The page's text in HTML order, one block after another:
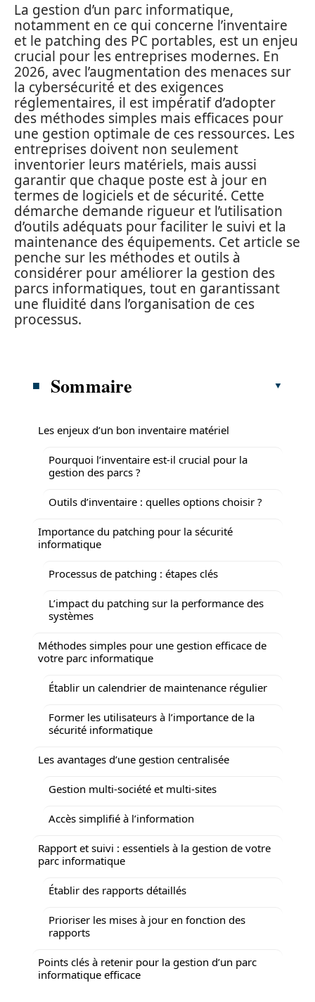
La gestion d’un parc informatique,
notamment en ce qui concerne l’inventaire
et le patching des PC portables, est un enjeu
crucial pour les entreprises modernes. En
2026, avec l’augmentation des menaces sur
la cybersécurité et des exigences
réglementaires, il est impératif d’adopter
des méthodes simples mais efficaces pour
une gestion optimale de ces ressources. Les
entreprises doivent non seulement
inventorier leurs matériels, mais aussi
garantir que chaque poste est à jour en
termes de logiciels et de sécurité. Cette
démarche demande rigueur et l’utilisation
d’outils adéquats pour faciliter le suivi et la
maintenance des équipements. Cet article se
penche sur les méthodes et outils à
considérer pour améliorer la gestion des
parcs informatiques, tout en garantissant
une fluidité dans l’organisation de ces
processus.
Sommaire
Les enjeux d’un bon inventaire matériel
Pourquoi l’inventaire est-il crucial pour la
gestion des parcs ?
Outils d’inventaire : quelles options choisir ?
Importance du patching pour la sécurité
informatique
Processus de patching : étapes clés
L’impact du patching sur la performance des
systèmes
Méthodes simples pour une gestion efficace de
votre parc informatique
Établir un calendrier de maintenance régulier
Former les utilisateurs à l’importance de la
sécurité informatique
Les avantages d’une gestion centralisée
Gestion multi-société et multi-sites
Accès simplifié à l’information
Rapport et suivi : essentiels à la gestion de votre
parc informatique
Établir des rapports détaillés
Prioriser les mises à jour en fonction des
rapports
Points clés à retenir pour la gestion d’un parc
informatique efficace